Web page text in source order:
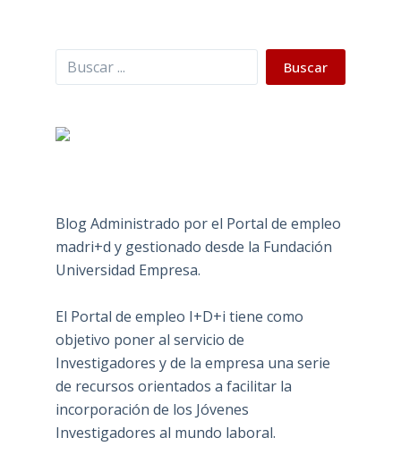
Buscar Buscar
Blog Administrado por el Portal de empleo
madri+d y gestionado desde la Fundación
Universidad Empresa.
El Portal de empleo I+D+i tiene como
objetivo poner al servicio de
Investigadores y de la empresa una serie
de recursos orientados a facilitar la
incorporación de los Jóvenes
Investigadores al mundo laboral.